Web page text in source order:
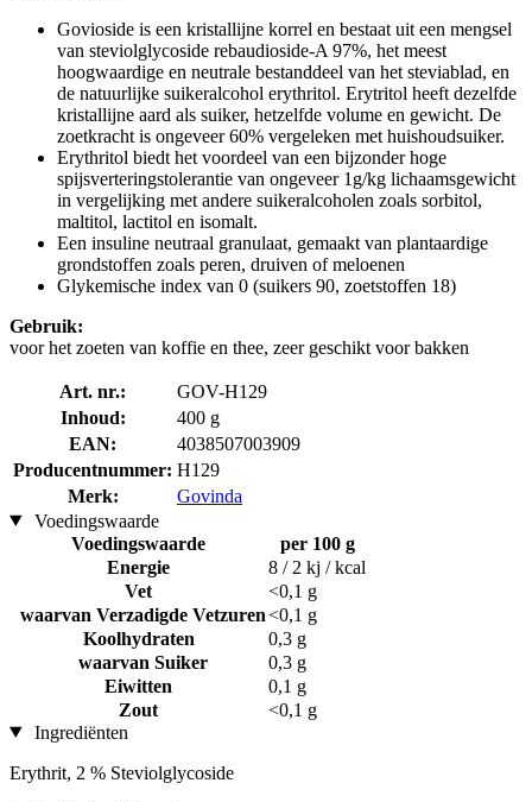
Govioside is een kristallijne korrel en bestaat uit een mengsel
van steviolglycoside rebaudioside-A 97%, het meest
hoogwaardige en neutrale bestanddeel van het steviablad, en
de natuurlijke suikeralcohol erythritol. Erytritol heeft dezelfde
kristallijne aard als suiker, hetzelfde volume en gewicht. De
zoetkracht is ongeveer 60% vergeleken met huishoudsuiker.
Erythritol biedt het voordeel van een bijzonder hoge
spijsverteringstolerantie van ongeveer 1g/kg lichaamsgewicht
in vergelijking met andere suikeralcoholen zoals sorbitol,
maltitol, lactitol en isomalt.
Een insuline neutraal granulaat, gemaakt van plantaardige
grondstoffen zoals peren, druiven of meloenen
Glykemische index van 0 (suikers 90, zoetstoffen 18)
Gebruik:
voor het zoeten van koffie en thee, zeer geschikt voor bakken
Art. nr.:
GOV-H129
Inhoud:
400 g
EAN:
4038507003909
Producentnummer: H129
Merk:
Govinda
Voedingswaarde
Voedingswaarde
per 100 g
Energie
8 / 2 kj / kcal
Vet
<0,1 g
waarvan Verzadigde Vetzuren<0,1 g
Koolhydraten
0,3 g
waarvan Suiker
0,3 g
Eiwitten
0,1 g
Zout
<0,1 g
Ingrediënten
Erythrit, 2 % Steviolglycoside